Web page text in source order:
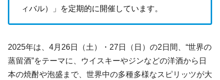
ィバル）」を定期的に開催しています。
2025年は、4月26日（土）・27日（日）の2日間、“世界の
蒸留酒”をテーマに、ウイスキーやジンなどの洋酒から日
本の焼酎や泡盛まで、世界中の多種多様なスピリッツが大